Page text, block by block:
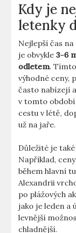
Kdy je
letenky
Nejlepší čas
je obvykle 3-6
odletem.
výhodné ceny,
často nabízejí
v tomto
cestu v létě,
už na jaře.
Důležité je
Například,
během hlavní
Alexandrii
po plážových
jako je leden a
levnější
chladnější.